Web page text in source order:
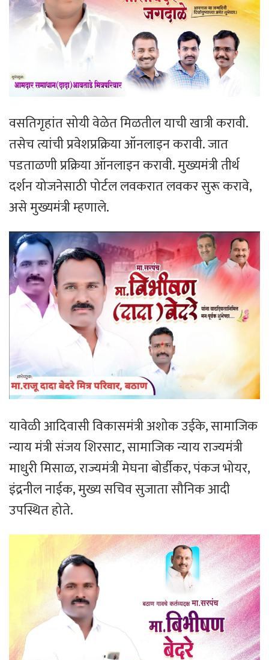
वसतिगृहांत सोयी वेळेत मिळतील याची खात्री करावी.
तसेच त्यांची प्रवेशप्रक्रिया ऑनलाइन करावी. जात
पडताळणी प्रक्रिया ऑनलाइन करावी. मुख्यमंत्री तीर्थ
दर्शन योजनेसाठी पोर्टल लवकरात लवकर सुरू करावे,
असे मुख्यमंत्री म्हणाले.
यावेळी आदिवासी विकासमंत्री अशोक उईके, सामाजिक
न्याय मंत्री संजय शिरसाट, सामाजिक न्याय राज्यमंत्री
माधुरी मिसाळ, राज्यमंत्री मेघना बोर्डीकर, पंकज भोयर,
इंद्रनील नाईक, मुख्य सचिव सुजाता सौनिक आदी
उपस्थित होते.